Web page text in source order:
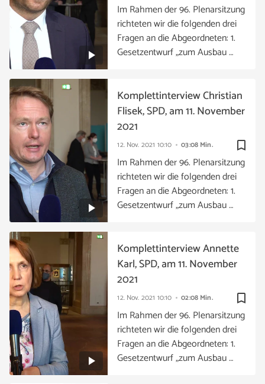
Im Rahmen der 96. Plenarsitzung
richteten wir die folgenden drei
Fragen an die Abgeordneten: 1.
Gesetzentwurf „zum Ausbau …
bookmark_border
12. Nov. 2021 10:10 03:08 Min.
Komplettinterview Christian
Flisek, SPD, am 11. November
2021
Im Rahmen der 96. Plenarsitzung
richteten wir die folgenden drei
Fragen an die Abgeordneten: 1.
Gesetzentwurf „zum Ausbau …
bookmark_border
12. Nov. 2021 10:10 02:08 Min.
Komplettinterview Annette
Karl, SPD, am 11. November
2021
Im Rahmen der 96. Plenarsitzung
richteten wir die folgenden drei
Fragen an die Abgeordneten: 1.
Gesetzentwurf „zum Ausbau …